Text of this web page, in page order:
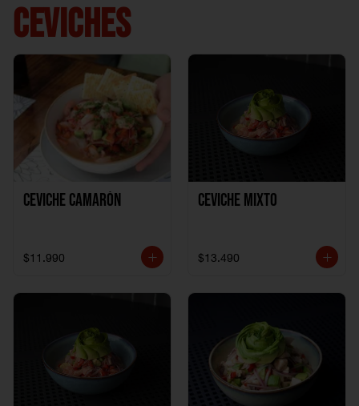
CEVICHES
Ceviche Camarón
$11.990
Ceviche Mixto
$13.490